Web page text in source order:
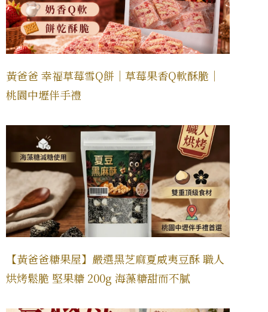
黃爸爸 幸福草莓雪Q餅｜草莓果香Q軟酥脆｜
桃園中壢伴手禮
【黃爸爸糖果屋】嚴選黑芝麻夏威夷豆酥 職人
烘烤鬆脆 堅果糖 200g 海藻糖甜而不膩